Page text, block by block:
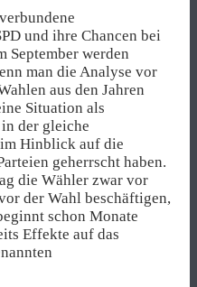
und ihre Chancen bei
September werden
man die Analyse vor
aus den Jahren
Situation als
der gleiche
Hinblick auf die
geherrscht haben.
die Wähler zwar vor
der Wahl beschäftigen,
schon Monate
Effekte auf das